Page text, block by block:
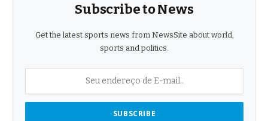
Subscribe to News
Get the latest sports news from NewsSite about world,
sports and politics.